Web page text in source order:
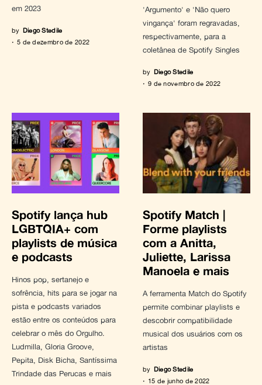
em 2023
by Diego Stedile
5 de dezembro de 2022
'Argumento' e 'Não quero
vingança' foram regravadas,
respectivamente, para a
coletânea de Spotify Singles
by Diego Stedile
9 de novembro de 2022
Spotify lança hub
LGBTQIA+ com
playlists de música
e podcasts
Hinos pop, sertanejo e
sofrência, hits para se jogar na
pista e podcasts variados
estão entre os conteúdos para
celebrar o mês do Orgulho.
Ludmilla, Gloria Groove,
Pepita, Disk Bicha, Santíssima
Trindade das Perucas e mais
Spotify Match |
Forme playlists
com a Anitta,
Juliette, Larissa
Manoela e mais
A ferramenta Match do Spotify
permite combinar playlists e
descobrir compatibilidade
musical dos usuários com os
artistas
by Diego Stedile
15 de junho de 2022